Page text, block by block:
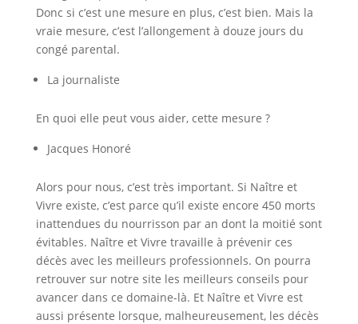
Donc si c’est une mesure en plus, c’est bien. Mais la
vraie mesure, c’est l’allongement à douze jours du
congé parental.
La journaliste
En quoi elle peut vous aider, cette mesure ?
Jacques Honoré
Alors pour nous, c’est très important. Si Naître et
Vivre existe, c’est parce qu’il existe encore 450 morts
inattendues du nourrisson par an dont la moitié sont
évitables. Naître et Vivre travaille à prévenir ces
décès avec les meilleurs professionnels. On pourra
retrouver sur notre site les meilleurs conseils pour
avancer dans ce domaine-là. Et Naître et Vivre est
aussi présente lorsque, malheureusement, les décès